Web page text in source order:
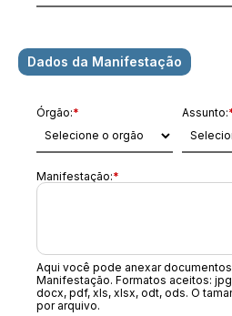
Dados da Manifestação
Órgão:* Assunto:
Manifestação:*
Aqui você pode anexar
Manifestação. Formatos aceitos:
docx, pdf, xls, xlsx, odt, ods. O
por arquivo.